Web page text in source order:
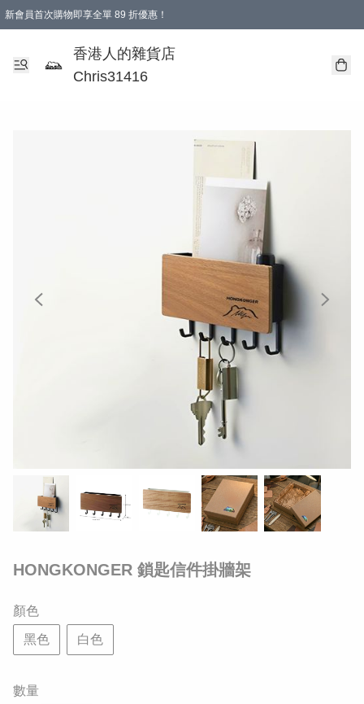
新會員首次購物即享全單 89 折優惠！
購物滿 HKD 499.00即享免運費優惠！（適用於 本地送貨、本地取貨 )
【滿 $300 專屬驚喜：無聲信物（最後一批）】
香港人的雜貨店
Chris31416
HONGKONGER 鎖匙信件掛牆架
顏色
黑色 白色
數量